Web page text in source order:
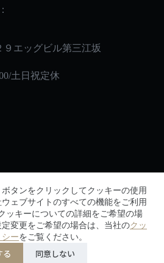
タンをクリックしてクッキーの使用
ェブサイトのすべての機能をご利用
ッキーについての詳細をご希望の場
変更をご希望の場合は、当社のクッ
ーをご覧ください。
る 同意しない
エッグビル第三江坂
土日祝定休
購入時に10％オフの特典を